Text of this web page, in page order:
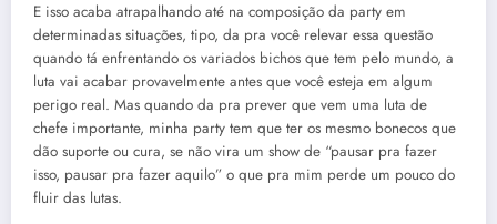
E isso acaba atrapalhando até na composição da party em
determinadas situações, tipo, da pra você relevar essa questão
quando tá enfrentando os variados bichos que tem pelo mundo, a
luta vai acabar provavelmente antes que você esteja em algum
perigo real. Mas quando da pra prever que vem uma luta de
chefe importante, minha party tem que ter os mesmo bonecos que
dão suporte ou cura, se não vira um show de “pausar pra fazer
isso, pausar pra fazer aquilo” o que pra mim perde um pouco do
fluir das lutas.